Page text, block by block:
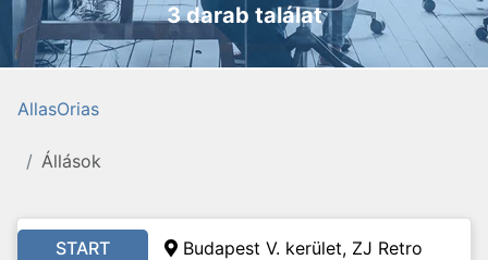
3 darab találat
AllasOrias
Állások
START
Budapest V. kerület, ZJ Retro